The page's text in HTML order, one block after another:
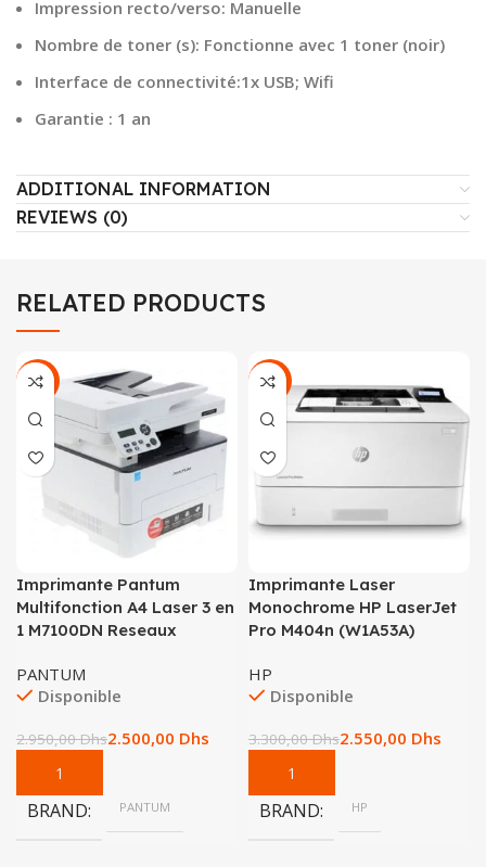
Impression recto/verso: Manuelle
Nombre de toner (s): Fonctionne avec 1 toner (noir)
Interface de connectivité:1x USB; Wifi
Garantie : 1 an
ADDITIONAL INFORMATION
REVIEWS (0)
RELATED PRODUCTS
-15%
Imprimante Pantum
Multifonction A4 Laser 3 en
1 M7100DN Reseaux
PANTUM
Disponible
2.950,00Dhs2.500,00 Dhs
BRAND PANTUM
-23%
Imprimante Laser
Monochrome HP LaserJet
Pro M404n (W1A53A)
HP
Disponible
3.300,00Dhs2.550,00 Dhs
BRAND HP